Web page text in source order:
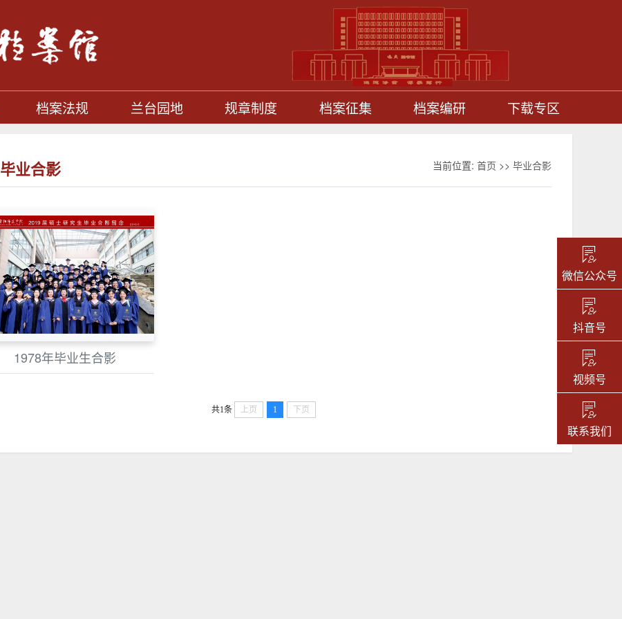
档案法规 兰台园地 规章制度 档案征集 档案编研 下载专区
毕业合影 当前位置: 首页 >> 毕业合影
1978年毕业生合影
共1条 上页 1 下页
微信公众号
抖音号
视频号
联系我们